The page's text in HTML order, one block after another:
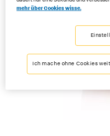
mehr über Cookies wisse.
Ich mache ohne Cookies